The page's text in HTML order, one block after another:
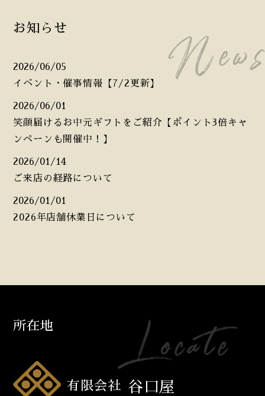
お知らせ
2026/06/05
イベント・催事情報【7/2更新】
2026/06/01
笑顔届けるお中元ギフトをご紹介【ポイント3倍キャ
ンペーンも開催中！】
2026/01/14
ご来店の経路について
2026/01/01
2026年店舗休業日について
所在地
有限会社 谷口屋